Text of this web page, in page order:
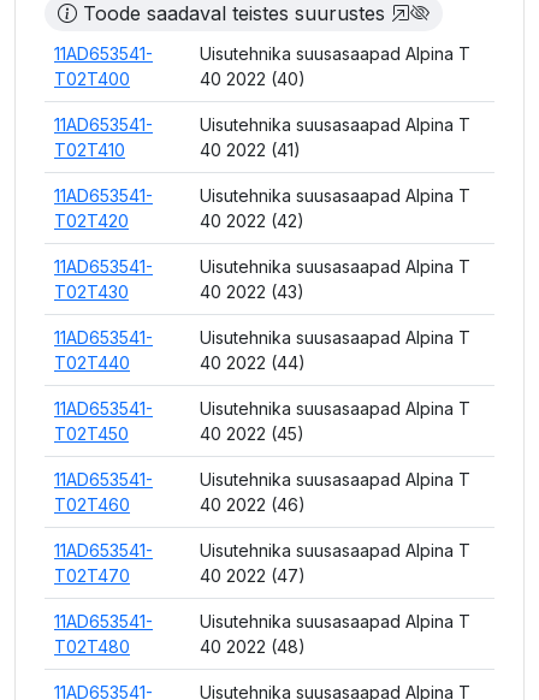
Toode saadaval teistes suurustes
11AD653541-
T02T400
Uisutehnika suusasaapad Alpina T
40 2022 (40)
11AD653541-
T02T410
Uisutehnika suusasaapad Alpina T
40 2022 (41)
11AD653541-
T02T420
Uisutehnika suusasaapad Alpina T
40 2022 (42)
11AD653541-
T02T430
Uisutehnika suusasaapad Alpina T
40 2022 (43)
11AD653541-
T02T440
Uisutehnika suusasaapad Alpina T
40 2022 (44)
11AD653541-
T02T450
Uisutehnika suusasaapad Alpina T
40 2022 (45)
11AD653541-
T02T460
Uisutehnika suusasaapad Alpina T
40 2022 (46)
11AD653541-
T02T470
Uisutehnika suusasaapad Alpina T
40 2022 (47)
11AD653541-
T02T480
Uisutehnika suusasaapad Alpina T
40 2022 (48)
11AD653541- Uisutehnika suusasaapad Alpina T